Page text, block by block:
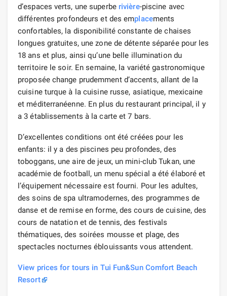
d’espaces verts, une superbe rivière-piscine avec
différentes profondeurs et des emplacements
confortables, la disponibilité constante de chaises
longues gratuites, une zone de détente séparée pour les
18 ans et plus, ainsi qu’une belle illumination du
territoire le soir. En semaine, la variété gastronomique
proposée change prudemment d’accents, allant de la
cuisine turque à la cuisine russe, asiatique, mexicaine
et méditerranéenne. En plus du restaurant principal, il y
a 3 établissements à la carte et 7 bars.
D’excellentes conditions ont été créées pour les
enfants: il y a des piscines peu profondes, des
toboggans, une aire de jeux, un mini-club Tukan, une
académie de football, un menu spécial a été élaboré et
l’équipement nécessaire est fourni. Pour les adultes,
des soins de spa ultramodernes, des programmes de
danse et de remise en forme, des cours de cuisine, des
cours de natation et de tennis, des festivals
thématiques, des soirées mousse et plage, des
spectacles nocturnes éblouissants vous attendent.
View prices for tours in Tui Fun&Sun Comfort Beach
Resort